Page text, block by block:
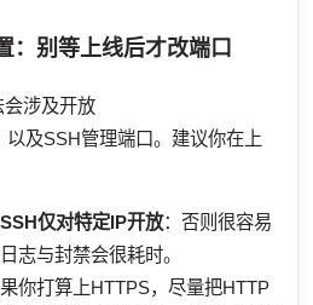
：别等上线后才改端口
涉及开放
以及SSH管理端口。建议你在上
SSH仅对特定IP开放：否则很容易
志与封禁会很耗时。
你打算上HTTPS，尽量把HTTP